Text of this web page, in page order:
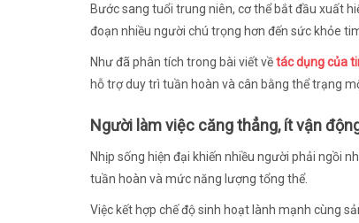
Bước sang tuổi trung niên, cơ thể bắt đầu xuất
đoạn nhiều người chú trọng hơn đến sức khỏe
Như đã phân tích trong bài viết vềtác dụng của
hỗ trợ duy trì tuần hoàn và cân bằng thể trạng
Người làm việc căng thẳng, ít vận
Nhịp sống hiện đại khiến nhiều người phải ngồi
tuần hoàn và mức năng lượng tổng thể.
Việc kết hợp chế độ sinh hoạt lành mạnh cùng